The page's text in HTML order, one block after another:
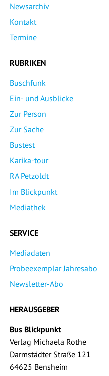
Newsarchiv
Kontakt
Termine
RUBRIKEN
Buschfunk
Ein- und Ausblicke
Zur Person
Zur Sache
Bustest
Karika-tour
RA Petzoldt
Im Blickpunkt
Mediathek
SERVICE
Mediadaten
Probeexemplar Jahresabo
Newsletter-Abo
HERAUSGEBER
Bus Blickpunkt
Verlag Michaela Rothe
Darmstädter Straße 121
64625 Bensheim